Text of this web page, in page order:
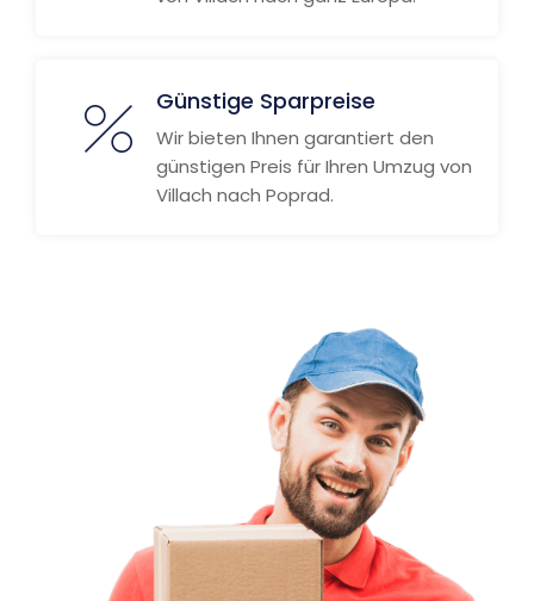
Günstige Sparpreise
Wir bieten Ihnen garantiert den
günstigen Preis für Ihren Umzug von
Villach nach Poprad.